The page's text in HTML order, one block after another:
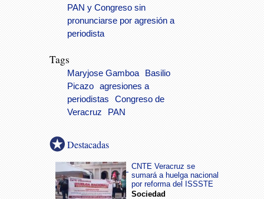
PAN y Congreso sin
pronunciarse por agresión a
periodista
Tags
Maryjose Gamboa
Basilio
Picazo
agresiones a
periodistas
Congreso de
Veracruz
PAN
Destacadas
CNTE Veracruz se
sumará a huelga nacional
por reforma del ISSSTE
Sociedad